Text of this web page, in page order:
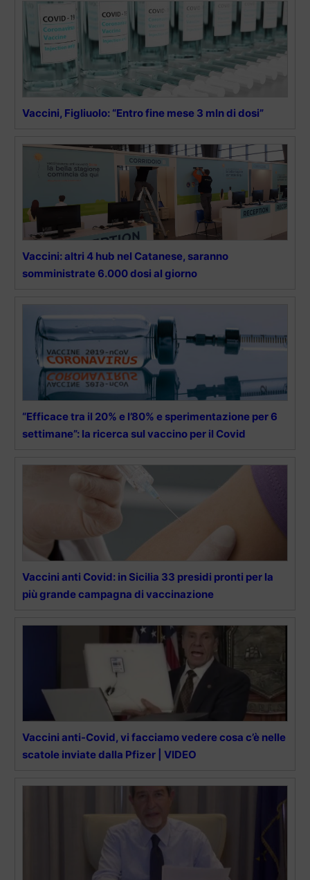
Vaccini, Figliuolo: “Entro fine mese 3 mln di dosi”
Vaccini: altri 4 hub nel Catanese, saranno
somministrate 6.000 dosi al giorno
“Efficace tra il 20% e l’80% e sperimentazione per 6
settimane”: la ricerca sul vaccino per il Covid
Vaccini anti Covid: in Sicilia 33 presidi pronti per la
più grande campagna di vaccinazione
Vaccini anti-Covid, vi facciamo vedere cosa c’è nelle
scatole inviate dalla Pfizer | VIDEO